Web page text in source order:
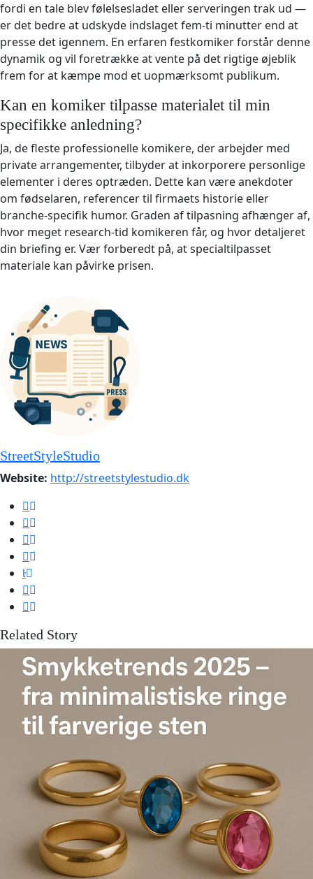
fordi en tale blev følelsesladet eller serveringen trak ud —
er det bedre at udskyde indslaget fem-ti minutter end at
presse det igennem. En erfaren festkomiker forstår denne
dynamik og vil foretrække at vente på det rigtige øjeblik
frem for at kæmpe mod et uopmærksomt publikum.
Kan en komiker tilpasse materialet til min
specifikke anledning?
Ja, de fleste professionelle komikere, der arbejder med
private arrangementer, tilbyder at inkorporere personlige
elementer i deres optræden. Dette kan være anekdoter
om fødselaren, referencer til firmaets historie eller
branche-specifik humor. Graden af tilpasning afhænger af,
hvor meget research-tid komikeren får, og hvor detaljeret
din briefing er. Vær forberedt på, at specialtilpasset
materiale kan påvirke prisen.
StreetStyleStudio
Website: http://streetstylestudio.dk
Related Story